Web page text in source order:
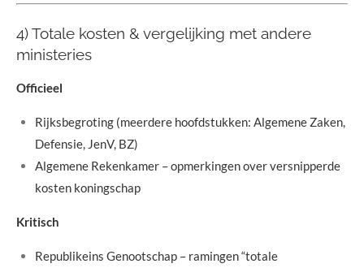
4) Totale kosten & vergelijking met andere
ministeries
Officieel
Rijksbegroting (meerdere hoofdstukken: Algemene Zaken,
Defensie, JenV, BZ)
Algemene Rekenkamer – opmerkingen over versnipperde
kosten koningschap
Kritisch
Republikeins Genootschap – ramingen “totale